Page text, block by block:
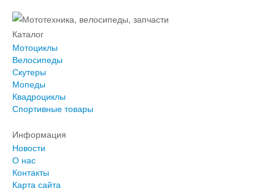
Каталог
Мотоциклы
Велосипеды
Скутеры
Мопеды
Квадроциклы
Спортивные товары
Информация
Новости
О нас
Контакты
Карта сайта